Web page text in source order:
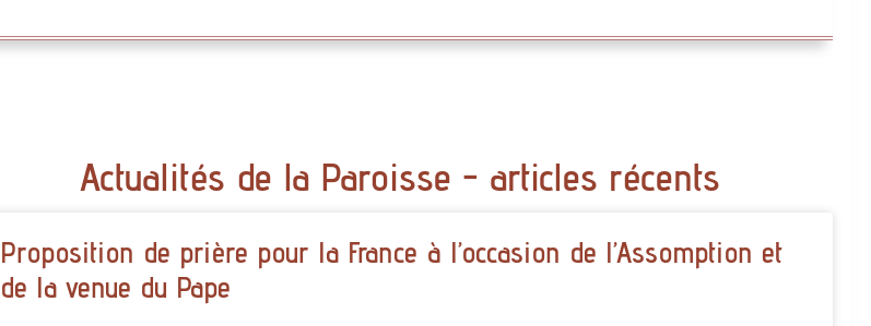
Actualités de la Paroisse - articles récents
Proposition de prière pour la France à l’occasion de l’Assomption et
de la venue du Pape